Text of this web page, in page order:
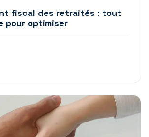
fiscal des retraités : tout
pour optimiser